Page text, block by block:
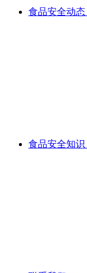
食品安全动态
食品安全知识